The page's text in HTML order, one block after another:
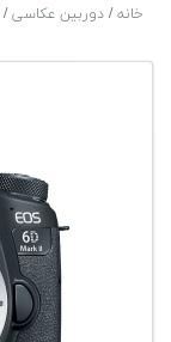
خانه/ دوربین عکاسی/